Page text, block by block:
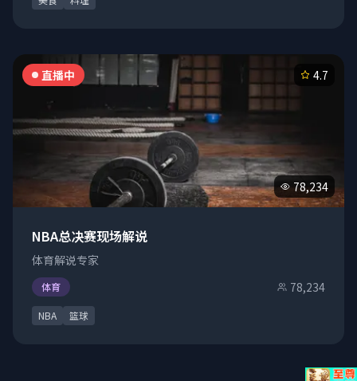
直播中
78,234
4.7
NBA总决赛现场解说
体育解说专家
体育 78,234
NBA 篮球